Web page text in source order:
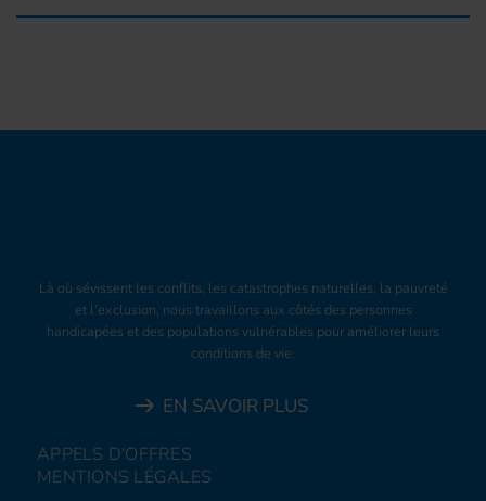
Là où sévissent les conflits, les catastrophes naturelles, la pauvreté
et l’exclusion, nous travaillons aux côtés des personnes
handicapées et des populations vulnérables pour améliorer leurs
conditions de vie.
EN SAVOIR PLUS
APPELS D'OFFRES
MENTIONS LÉGALES